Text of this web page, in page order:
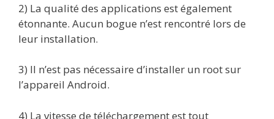
2) La qualité des applications est également
étonnante. Aucun bogue n’est rencontré lors de
leur installation.
3) Il n’est pas nécessaire d’installer un root sur
l’appareil Android.
4) La vitesse de téléchargement est tout